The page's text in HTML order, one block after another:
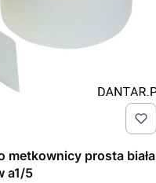
metkownicy prosta biała
a1/5